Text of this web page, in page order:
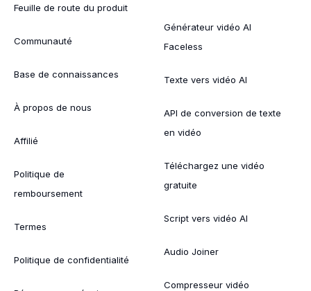
Feuille de route du produit
Communauté
Base de connaissances
À propos de nous
Affilié
Politique de
remboursement
Termes
Politique de confidentialité
Générateur vidéo AI
Faceless
Texte vers vidéo AI
API de conversion de texte
en vidéo
Téléchargez une vidéo
gratuite
Script vers vidéo AI
Audio Joiner
Compresseur vidéo